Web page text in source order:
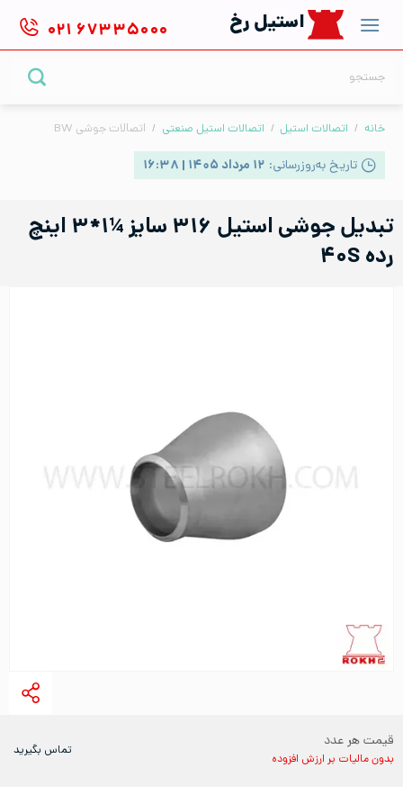
content
استیل رخ ۰۲۱ ۶۷۳۳۵۰۰۰
خانه / اتصالات استیل / اتصالات استیل صنعتی / اتصالات جوشی BW
تاریخ به‌روزرسانی: ۱۲ مرداد ۱۴۰۵ | ۱۶:۳۸
تبدیل جوشی استیل ۳۱۶ سایز ¼۱*۳ اینچ
رده ۴۰S
قیمت هر عدد
بدون مالیات بر ارزش افزوده
تماس بگیرید